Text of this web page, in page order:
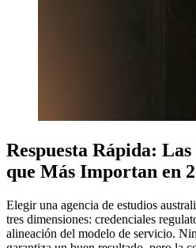
Respuesta Rápida:
que Más Importan en
Elegir una agencia de estudios
tres dimensiones: credenciales
alineación del modelo de servicio.